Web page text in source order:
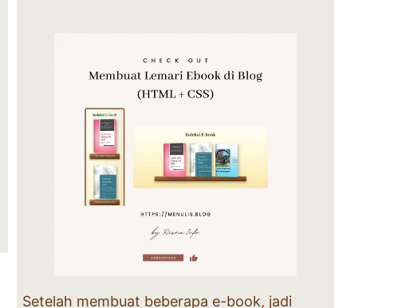
Setelah membuat beberapa e-book, jadi